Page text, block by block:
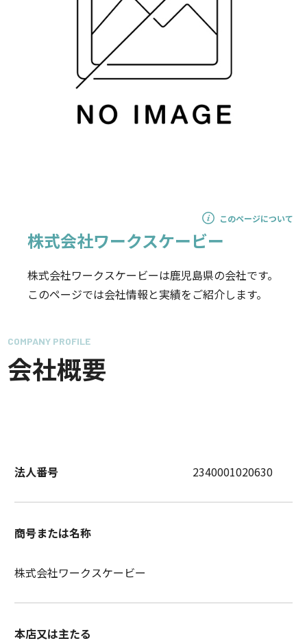
このページについて
株式会社ワークスケービー
株式会社ワークスケービーは鹿児島県の会社です。
このページでは会社情報と実績をご紹介します。
COMPANY PROFILE
会社概要
法人番号 2340001020630
商号または名称
株式会社ワークスケービー
本店又は主たる